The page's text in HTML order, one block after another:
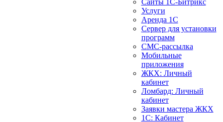
Услуги
Аренда 1С
Сервер для установки
программ
СМС-рассылка
Мобильные
приложения
ЖКХ: Личный
кабинет
Ломбард: Личный
кабинет
Заявки мастера ЖКХ
1С: Кабинет